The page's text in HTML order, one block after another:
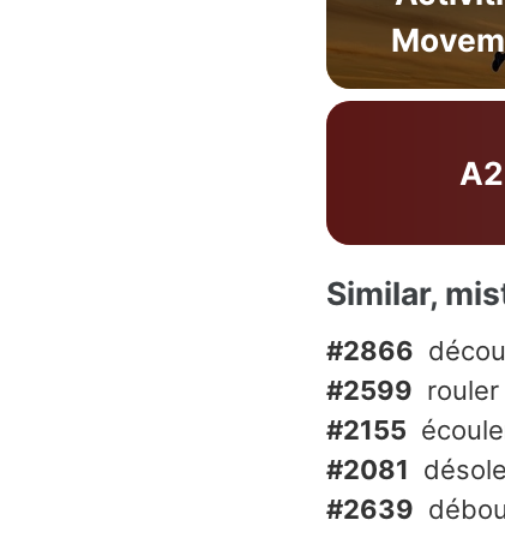
A2
Similar,
#2866
#2599 rouler
#2155
#2081
#2639